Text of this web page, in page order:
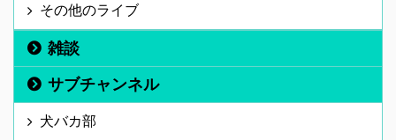
その他のライブ
雑談
サブチャンネル
犬バカ部